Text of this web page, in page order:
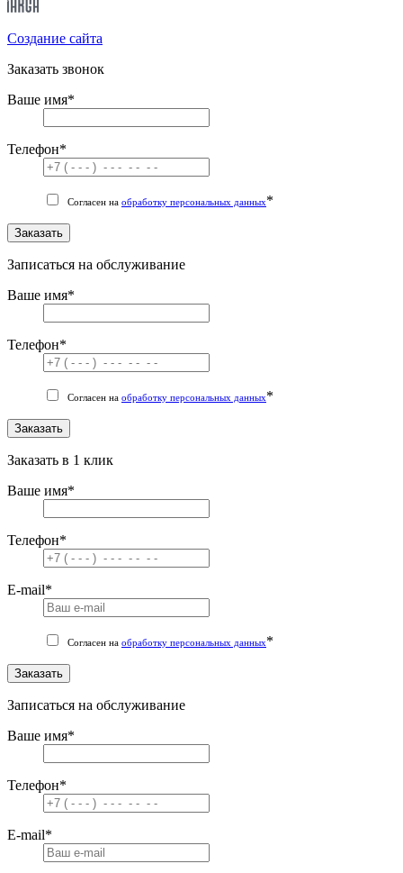
Cоздание сайта
Заказать звонок
Ваше имя*
Телефон*
Согласен на обработку персональных данных*
Заказать
Записаться на обслуживание
Ваше имя*
Телефон*
Согласен на обработку персональных данных*
Заказать
Заказать в 1 клик
Ваше имя*
Телефон*
E-mail*
Согласен на обработку персональных данных*
Заказать
Записаться на обслуживание
Ваше имя*
Телефон*
E-mail*